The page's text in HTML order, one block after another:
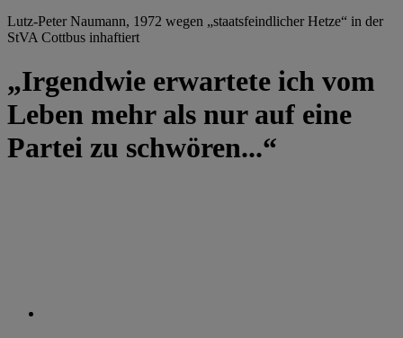
Lutz-Peter Naumann, 1972 wegen „staatsfeindlicher Hetze“ in der
StVA Cottbus inhaftiert
„Irgendwie erwartete ich vom
Leben mehr als nur auf eine
Partei zu schwören...“